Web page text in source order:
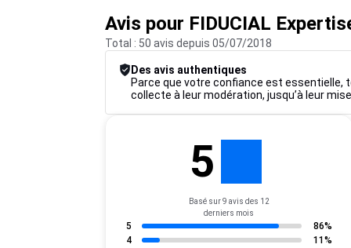
Avis pour FIDUCIAL
Total : 50 avis depuis 05/07/2018
Des avis authentiques
Parce que votre confiance est essentielle,
collecte à leur modération, jusqu’à leur
5
Basé sur 9 avis des 12
derniers mois
5
86%
4
11%